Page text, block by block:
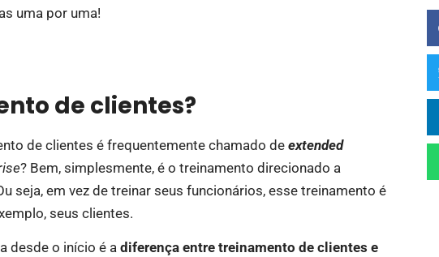
uma por uma!
de clientes?
de clientes é frequentemente chamado de extended
? Bem, simplesmente, é o treinamento direcionado a
seja, em vez de treinar seus funcionários, esse treinamento é
seus clientes.
desde o início é a diferença entre treinamento de clientes e